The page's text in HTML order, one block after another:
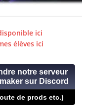
ici
élèves ici
notre serveur
sur Discord
de prods etc.)